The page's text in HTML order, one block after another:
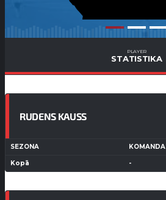
PLAYER
STATISTIKA
RUDENS KAUSS
SEZONA KOMANDA
Kopā -